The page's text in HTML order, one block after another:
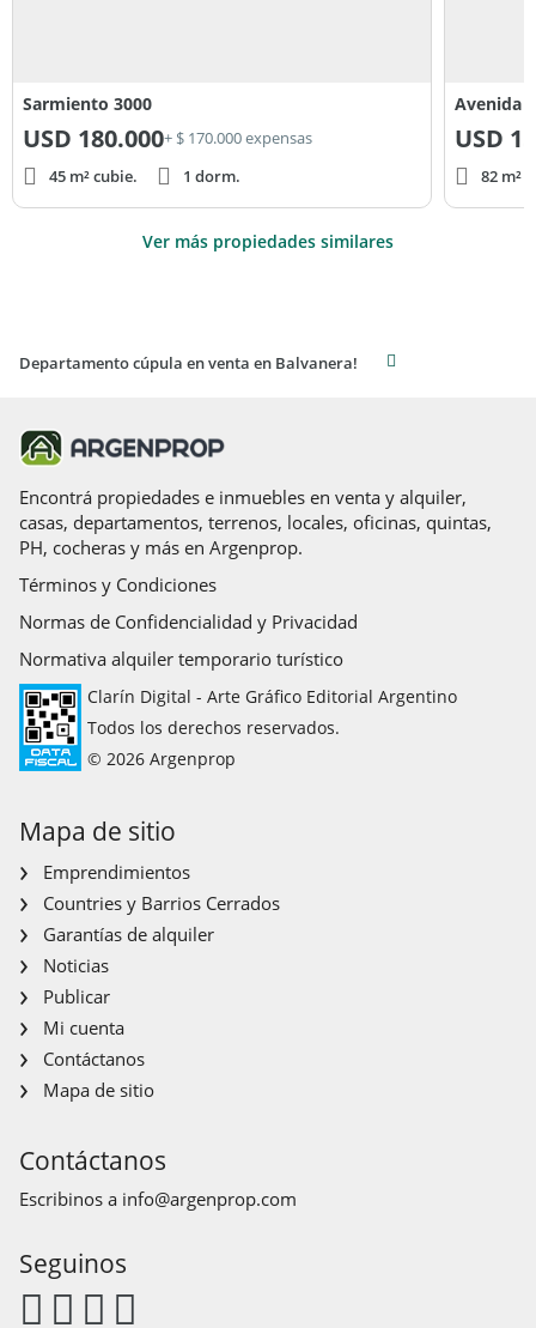
Sarmiento 3000
USD 180.000+ $ 170.000 expensas
45 m² cubie.
1 dorm.
Avenida
USD
82 m²
Ver más propiedades similares
Departamento cúpula en venta en Balvanera!
Encontrá propiedades e inmuebles en venta y alquiler,
casas, departamentos, terrenos, locales, oficinas, quintas,
PH, cocheras y más en Argenprop.
Términos y Condiciones
Normas de Confidencialidad y Privacidad
Normativa alquiler temporario turístico
Clarín Digital - Arte Gráfico Editorial Argentino
Todos los derechos reservados.
© 2026 Argenprop
Mapa de sitio
Emprendimientos
Countries y Barrios Cerrados
Garantías de alquiler
Noticias
Publicar
Mi cuenta
Contáctanos
Mapa de sitio
Contáctanos
Escribinos a info@argenprop.com
Seguinos